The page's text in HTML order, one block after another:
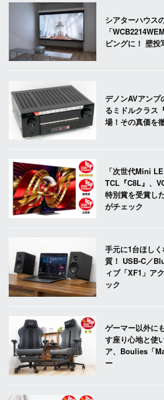
シアターハウス
「
ビングに！ 壁投
デノンAVアンプ
るミドルクラス
場！その真価を
「次世代Mini
TCL『C8L』、
特別賞を受賞し
がチェック
手元に1台ほし
質！ USB-C／
ィブ「XF1」ア
ック
ゲーマー以外に
す座り心地と使
ア、Boulies「
ー